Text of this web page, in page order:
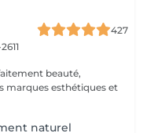
427
beauté,
naturel